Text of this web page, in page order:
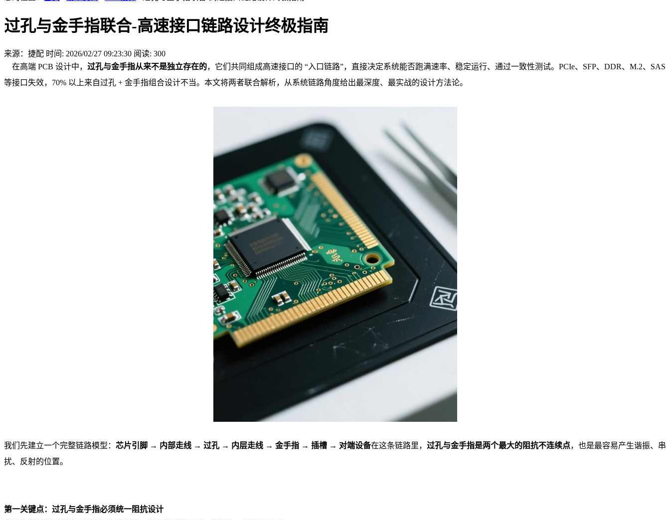
过孔与金手指联合-高速接口链路设计终极指南
来源：捷配 时间: 2026/02/27 09:23:30 阅读: 300
在高端 PCB 设计中， 过孔与金手指从来不是独立存在的，它们共同组成高速接口的 “入口链路”，直接决定系统能否跑满速率、稳定运行、通过一致性测试。PCIe、SFP、DDR、M.2、SAS
等接口失效，70% 以上来自过孔 + 金手指组合设计不当。本文将两者联合解析，从系统链路角度给出最深度、最实战的设计方法论。
我们先建立一个完整链路模型： 芯片引脚 → 内部走线 → 过孔 → 内层走线 → 金手指 → 插槽 → 对端设备在这条链路里， 过孔与金手指是两个最大的阻抗不连续点，也是最容易产生谐振、串
扰、反射的位置。
第一关键点：过孔与金手指必须统一阻抗设计